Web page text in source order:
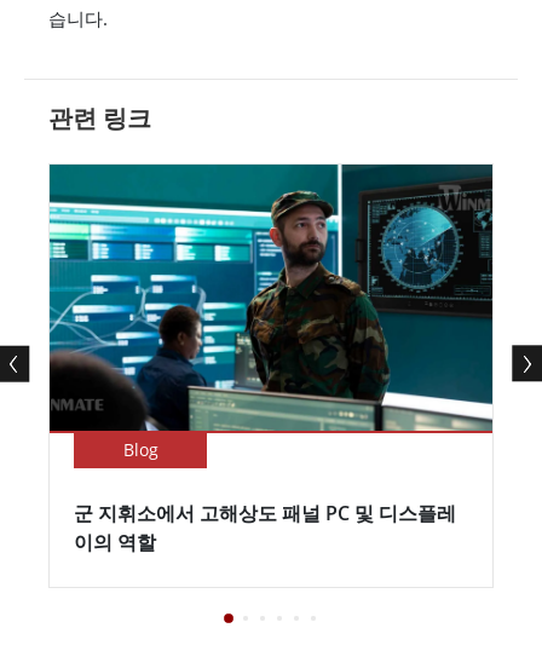
습니다.
관련 링크
Blog
군 지휘소에서 고해상도 패널 PC 및 디스플레
이의 역할